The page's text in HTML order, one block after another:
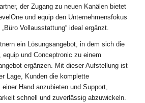
der Zugang zu neuen Kanälen bietet
und equip den Unternehmensfokus
Vollausstattung“ ideal ergänzt.
ein Lösungsangebot, in dem sich die
equip und Conceptronic zu einem
ergänzen. Mit dieser Aufstellung ist
Lage, Kunden die komplette
Hand anzubieten und Support,
schnell und zuverlässig abzuwickeln.